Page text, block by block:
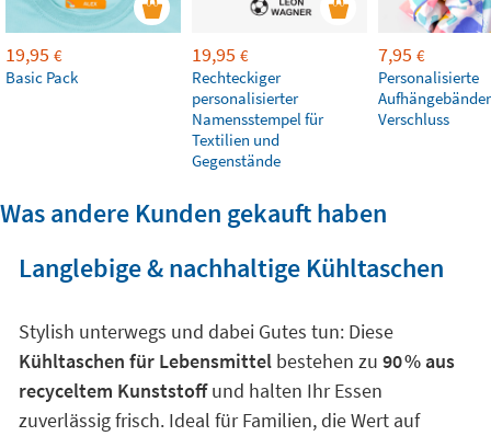
19,95 €
Basic Pack
19,95 €
Rechteckiger
personalisierter
Namensstempel für
Textilien und
Gegenstände
7,95 €
Personalisierte
Verschluss
Was andere Kunden gekauft haben
Langlebige & nachhaltige Kühltaschen
Stylish unterwegs und dabei Gutes tun: Diese
Kühltaschen für Lebensmittelbestehen zu 90 % aus
recyceltem Kunststoffund halten Ihr Essen
zuverlässig frisch. Ideal für Familien, die Wert auf